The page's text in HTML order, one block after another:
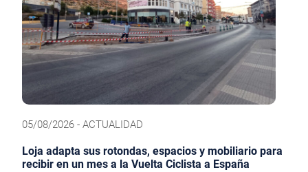
05/08/2026 - ACTUALIDAD
Loja adapta sus rotondas, espacios y mobiliario para
recibir en un mes a la Vuelta Ciclista a España